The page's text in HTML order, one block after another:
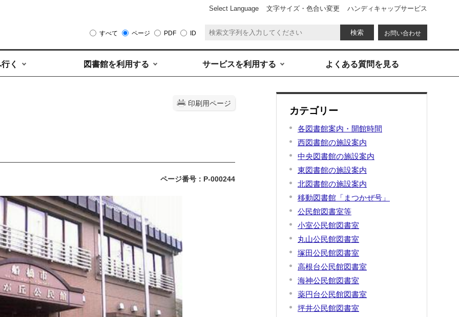
お問い合わせ
すべて ページ PDF ID
Select Language 文字サイズ・色合い変更 ハンディキャップサービス
く 図書館を利用する サービスを利用する よくある質問を見る
印刷用ページ
ページ番号：P-000244
カテゴリー
各図書館案内・開館時間
西図書館の施設案内
中央図書館の施設案内
東図書館の施設案内
北図書館の施設案内
移動図書館「まつかぜ号」
公民館図書室等
小室公民館図書室
丸山公民館図書室
塚田公民館図書室
高根台公民館図書室
海神公民館図書室
薬円台公民館図書室
坪井公民館図書室